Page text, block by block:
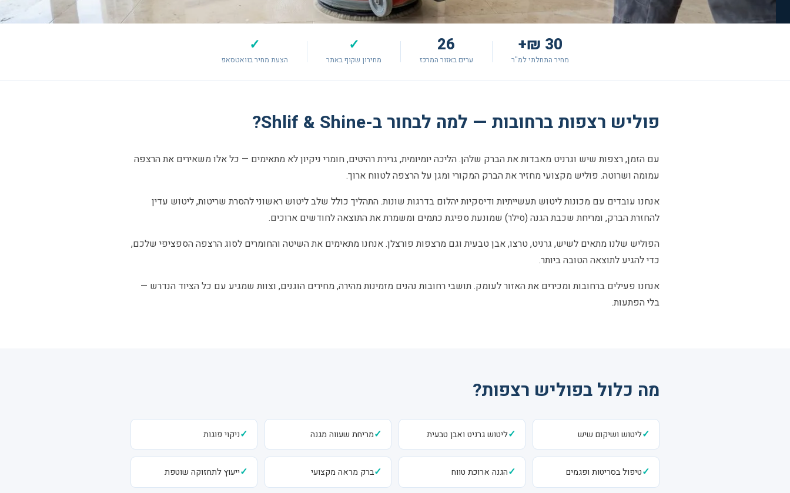
30 ₪+
מחיר התחלתי למ"ר
26
ערים באזור המרכז
✓
מחירון שקוף באתר
✓
הצעת מחיר בוואטסאפ
פוליש רצפות ברחובות — למה לבחור ב-Shlif & Shine?
עם הזמן, רצפות שיש וגרניט מאבדות את הברק שלהן. הליכה יומיומית, גרירת רהיטים, חומרי ניקיון לא מתאימים — כל אלו משאירים את הרצפה
עמומה ושרוטה. פוליש מקצועי מחזיר את הברק המקורי ומגן על הרצפה לטווח ארוך.
אנחנו עובדים עם מכונות ליטוש תעשייתיות ודיסקיות יהלום בדרגות שונות. התהליך כולל שלב ליטוש ראשוני להסרת שריטות, ליטוש עדין
להחזרת הברק, ומריחת שכבת הגנה (סילר) שמונעת ספיגת כתמים ומשמרת את התוצאה לחודשים ארוכים.
הפוליש שלנו מתאים לשיש, גרניט, טרצו, אבן טבעית וגם מרצפות פורצלן. אנחנו מתאימים את השיטה והחומרים לסוג הרצפה הספציפי שלכם,
כדי להגיע לתוצאה הטובה ביותר.
אנחנו פעילים ברחובות ומכירים את האזור לעומק. תושבי רחובות נהנים מזמינות מהירה, מחירים הוגנים, וצוות שמגיע עם כל הציוד הנדרש —
בלי הפתעות.
מה כלול בפוליש רצפות?
✓ליטוש ושיקום שיש ✓ליטוש גרניט ואבן טבעית ✓מריחת שעווה מגנה ✓ניקוי פוגות
✓טיפול בסריטות ופגמים ✓הגנה ארוכת טווח ✓ברק מראה מקצועי ✓ייעוץ לתחזוקה שוטפת